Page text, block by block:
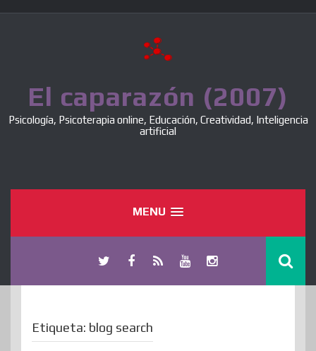
El caparazón (2007)
Psicología, Psicoterapia online, Educación, Creatividad, Inteligencia
artificial
MENU
Etiqueta: blog search